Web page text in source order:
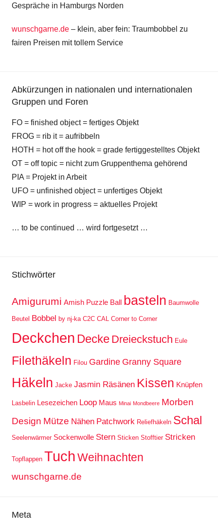
Gespräche in Hamburgs Norden
wunschgarne.de – klein, aber fein: Traumbobbel zu
fairen Preisen mit tollem Service
Abkürzungen in nationalen und internationalen
Gruppen und Foren
FO = finished object = fertiges Objekt
FROG = rib it = aufribbeln
HOTH = hot off the hook = grade fertiggestelltes Objekt
OT = off topic = nicht zum Gruppenthema gehörend
PIA = Projekt in Arbeit
UFO = unfinished object = unfertiges Objekt
WIP = work in progress = aktuelles Projekt
… to be continued … wird fortgesetzt …
Stichwörter
Amigurumi Amish Puzzle Ball basteln Baumwolle
Beutel Bobbel by nj-ka C2C CAL Corner to Corner
Deckchen Decke Dreieckstuch Eule
Filethäkeln Filou Gardine Granny Square
Häkeln Jacke Jasmin Räsänen Kissen Knüpfen
Lasbelin Lesezeichen Loop Maus Minai Mondbeere Morben
Design Mütze Nähen Patchwork Reliefhäkeln Schal
Seelenwärmer Sockenwolle Stern Sticken Stofftier Stricken
Topflappen TuchWeihnachten
wunschgarne.de
Meta